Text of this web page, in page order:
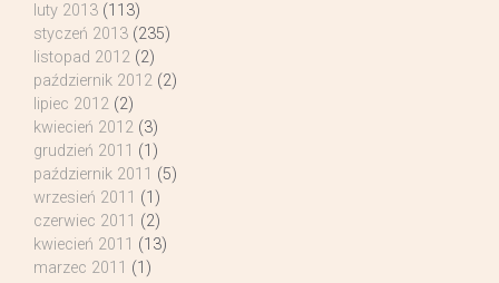
luty 2013 (113)
styczeń 2013 (235)
listopad 2012 (2)
październik 2012 (2)
lipiec 2012 (2)
kwiecień 2012 (3)
grudzień 2011 (1)
październik 2011 (5)
wrzesień 2011 (1)
czerwiec 2011 (2)
kwiecień 2011 (13)
marzec 2011 (1)